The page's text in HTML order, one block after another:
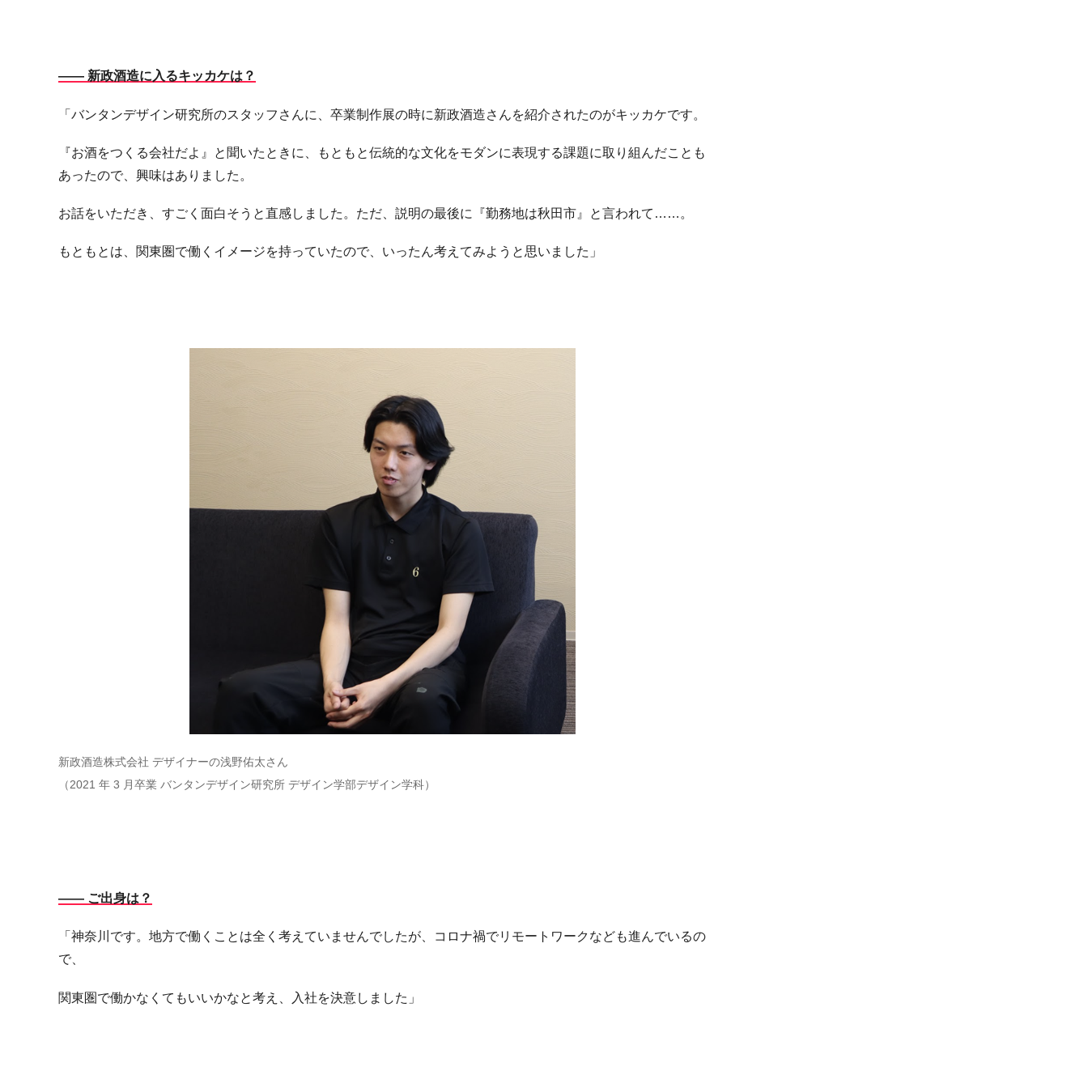
―― 新政酒造に入るキッカケは？
「バンタンデザイン研究所のスタッフさんに、卒業制作展の時に新政酒造さんを紹介されたのがキッカケです。
『お酒をつくる会社だよ』と聞いたときに、もともと伝統的な文化をモダンに表現する課題に取り組んだことも
あったので、興味はありました。
お話をいただき、すごく面白そうと直感しました。ただ、説明の最後に『勤務地は秋田市』と言われて……。
もともとは、関東圏で働くイメージを持っていたので、いったん考えてみようと思いました」
新政酒造株式会社 デザイナーの浅野佑太さん
（2021 年 3 月卒業 バンタンデザイン研究所 デザイン学部デザイン学科）
―― ご出身は？
「神奈川です。地方で働くことは全く考えていませんでしたが、コロナ禍でリモートワークなども進んでいるの
で、
関東圏で働かなくてもいいかなと考え、入社を決意しました」